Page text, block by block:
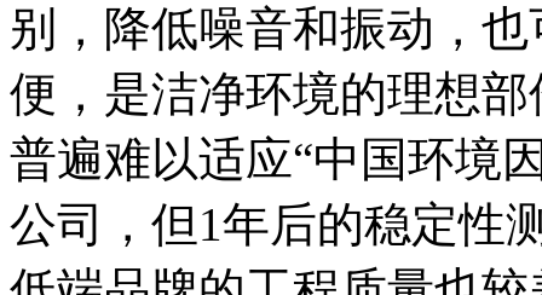
别，降低噪音和振动，
便，是洁净环境的理想
普遍难以适应“中国环境
公司，但1年后的稳定性